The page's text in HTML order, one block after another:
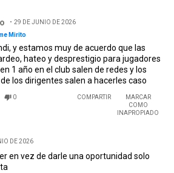
29 DE JUNIO DE 2026
Mirito
y estamos muy de acuerdo que las
hateo y desprestigio para jugadores
1 año en el club salen de redes y los
los dirigentes salen a hacerles caso
0 COMPARTIR
MARCAR
COMO
INAPROPIADO
DE 2026
en vez de darle una oportunidad solo